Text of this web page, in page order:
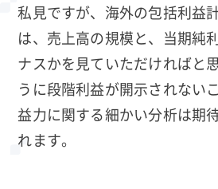
私見ですが、海外の包括利益
は、売上高の規模と、当期純
ナスかを見ていただければと
うに段階利益が開示されない
益力に関する細かい分析は期
れます。